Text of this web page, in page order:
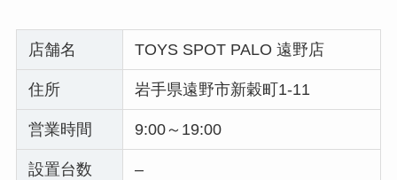
店舗名 TOYS SPOT PALO 遠野店
住所 岩手県遠野市新穀町1-11
営業時間 9:00～19:00
設置台数 –